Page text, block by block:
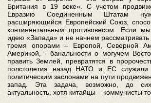
Британия в 19 веке». С учетом
Евразию Соединенным Штатам
расширяющийся Европейский Союз,
континентальным противовесом. Если
идею «Запада» и не начнем рассматривать
тремя опорами – Европой, Северной
Америкой, - банальности о могучем
править Землей, превратятся в
полстолетия назад НАТО и ЕС служили
политическим заслонами на пути
запад. Эта задача, возможно, до
актуальность, хотя китайцы – коммунисты